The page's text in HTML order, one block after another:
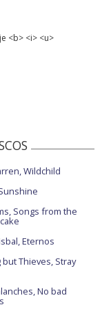
<b> <i> <u>
Wildchild
Songs from the
Eternos
Thieves, Stray
No bad